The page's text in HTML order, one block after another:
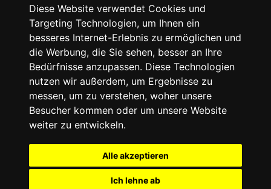
Diese Website verwendet Cookies und
Targeting Technologien, um Ihnen ein
besseres Internet-Erlebnis zu ermöglichen und
die Werbung, die Sie sehen, besser an Ihre
Bedürfnisse anzupassen. Diese Technologien
nutzen wir außerdem, um Ergebnisse zu
messen, um zu verstehen, woher unsere
Besucher kommen oder um unsere Website
weiter zu entwickeln.
Alle akzeptieren
Ich lehne ab